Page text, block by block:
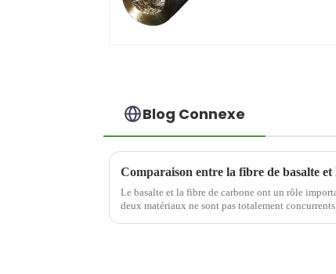
Blog Connexe
Comparaison entre la fibre de basalte
Le basalte et la fibre de carbone ont un rôle
deux matériaux ne sont pas totalement